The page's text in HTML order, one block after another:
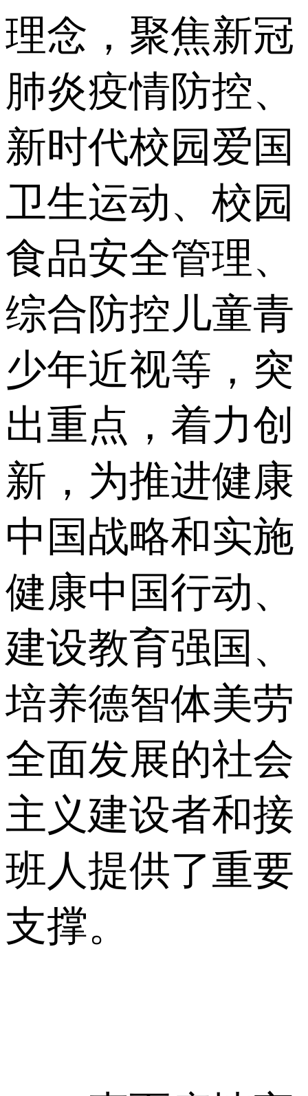
理念，聚焦新冠
肺炎疫情防控、
新时代校园爱国
卫生运动、校园
食品安全管理、
综合防控儿童青
少年近视等，突
出重点，着力创
新，为推进健康
中国战略和实施
健康中国行动、
建设教育强国、
培养德智体美劳
全面发展的社会
主义建设者和接
班人提供了重要
支撑。